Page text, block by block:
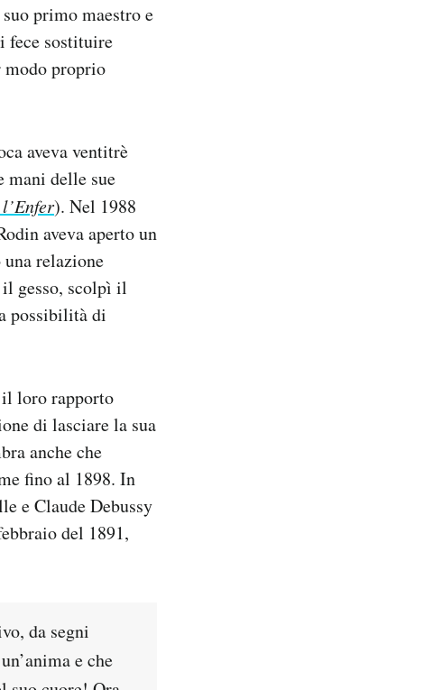
primo maestro e
fece sostituire
modo proprio
aveva ventitrè
mani delle sue
). Nel 1988
aveva aperto un
relazione
gesso, scolpì il
possibilità di
loro rapporto
di lasciare la sua
anche che
fino al 1898. In
e Claude Debussy
del 1891,
da segni
e che